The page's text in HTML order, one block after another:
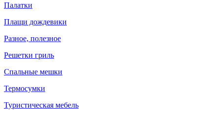
Палатки
Плащи дождевики
Разное, полезное
Решетки гриль
Спальные мешки
Термосумки
Туристическая мебель